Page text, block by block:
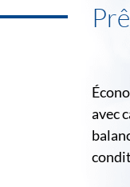
avec